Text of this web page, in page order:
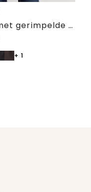
Blouse met gerimpelde ronde hals
+ 1